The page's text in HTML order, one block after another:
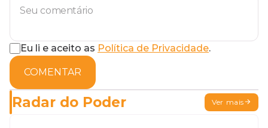
Eu li e aceito as Política de Privacidade.
COMENTAR
Radar do Poder Ver mais